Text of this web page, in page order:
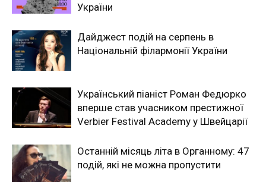
України
Дайджест подій на серпень в
Національній філармонії України
Український піаніст Роман Федюрко
вперше став учасником престижної
Verbier Festival Academy у Швейцарії
Останній місяць літа в Органному: 47
подій, які не можна пропустити